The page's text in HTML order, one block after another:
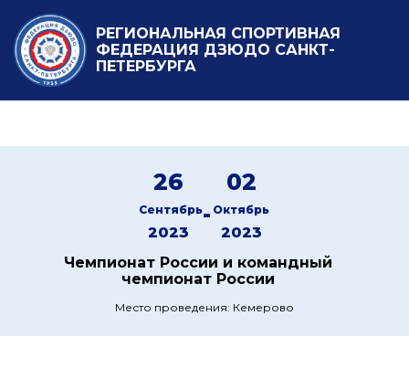
РЕГИОНАЛЬНАЯ СПОРТИВНАЯ
ФЕДЕРАЦИЯ ДЗЮДО САНКТ-
ПЕТЕРБУРГА
26
Сентябрь
2023
-
02
Октябрь
2023
Чемпионат России и командный
чемпионат России
Место проведения: Кемерово